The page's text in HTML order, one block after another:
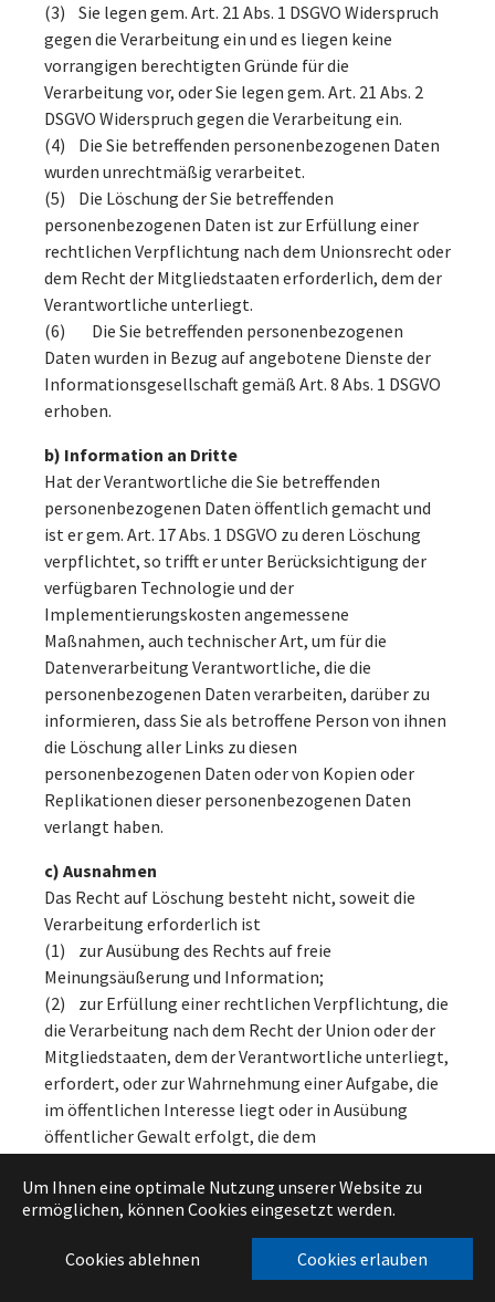
Um Ihnen eine optimale Nutzung unserer Website zu
ermöglichen, können Cookies eingesetzt werden.
Cookies ablehnen Cookies erlauben
(3) Sie legen gem. Art. 21 Abs. 1 DSGVO Widerspruch
gegen die Verarbeitung ein und es liegen keine
vorrangigen berechtigten Gründe für die
Verarbeitung vor, oder Sie legen gem. Art. 21 Abs. 2
DSGVO Widerspruch gegen die Verarbeitung ein.
(4) Die Sie betreffenden personenbezogenen Daten
wurden unrechtmäßig verarbeitet.
(5) Die Löschung der Sie betreffenden
personenbezogenen Daten ist zur Erfüllung einer
rechtlichen Verpflichtung nach dem Unionsrecht oder
dem Recht der Mitgliedstaaten erforderlich, dem der
Verantwortliche unterliegt.
(6) Die Sie betreffenden personenbezogenen
Daten wurden in Bezug auf angebotene Dienste der
Informationsgesellschaft gemäß Art. 8 Abs. 1 DSGVO
erhoben.
b) Information an Dritte
Hat der Verantwortliche die Sie betreffenden
personenbezogenen Daten öffentlich gemacht und
ist er gem. Art. 17 Abs. 1 DSGVO zu deren Löschung
verpflichtet, so trifft er unter Berücksichtigung der
verfügbaren Technologie und der
Implementierungskosten angemessene
Maßnahmen, auch technischer Art, um für die
Datenverarbeitung Verantwortliche, die die
personenbezogenen Daten verarbeiten, darüber zu
informieren, dass Sie als betroffene Person von ihnen
die Löschung aller Links zu diesen
personenbezogenen Daten oder von Kopien oder
Replikationen dieser personenbezogenen Daten
verlangt haben.
c) Ausnahmen
Das Recht auf Löschung besteht nicht, soweit die
Verarbeitung erforderlich ist
(1) zur Ausübung des Rechts auf freie
Meinungsäußerung und Information;
(2) zur Erfüllung einer rechtlichen Verpflichtung, die
die Verarbeitung nach dem Recht der Union oder der
Mitgliedstaaten, dem der Verantwortliche unterliegt,
erfordert, oder zur Wahrnehmung einer Aufgabe, die
im öffentlichen Interesse liegt oder in Ausübung
öffentlicher Gewalt erfolgt, die dem
(3) aus Gründen des öffentlichen Interesses im
Bereich der öffentlichen Gesundheit gemäß Art. 9
Abs. 2 lit. h und i sowie Art. 9 Abs. 3 DSGVO;
(4) für im öffentlichen Interesse liegende